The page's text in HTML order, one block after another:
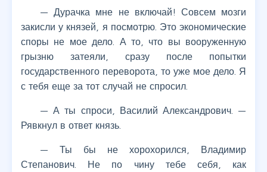
— Дурачка мне не включай! Совсем мозги
закисли у князей, я посмотрю. Это экономические
споры не мое дело. А то, что вы вооруженную
грызню затеяли, сразу после попытки
государственного переворота, то уже мое дело. Я
с тебя еще за тот случай не спросил.
— А ты спроси, Василий Александрович. —
Рявкнул в ответ князь.
— Ты бы не хорохорился, Владимир
Степанович. Не по чину тебе себя, как